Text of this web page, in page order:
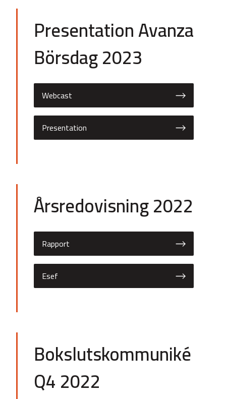
Presentation Avanza
Börsdag 2023
Webcast
Presentation
Årsredovisning 2022
Rapport
Esef
Bokslutskommuniké
Q4 2022